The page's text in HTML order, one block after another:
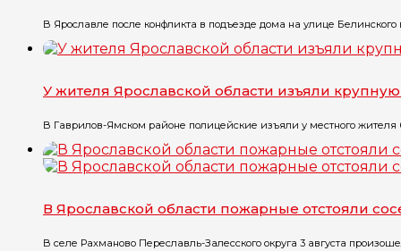
В Ярославле после конфликта в подъезде дома на улице Белинского
У жителя Ярославской области изъяли
В Гаврилов-Ямском районе полицейские изъяли у местного жителя
В Ярославской области пожарные отстояли
В селе Рахманово Переславль-Залесского округа 3 августа